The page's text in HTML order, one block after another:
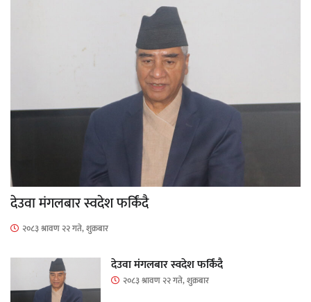
देउवा मंगलबार स्वदेश फर्किंदै
२०८३ श्रावण २२ गते, शुक्रबार
देउवा मंगलबार स्वदेश फर्किंदै
२०८३ श्रावण २२ गते, शुक्रबार